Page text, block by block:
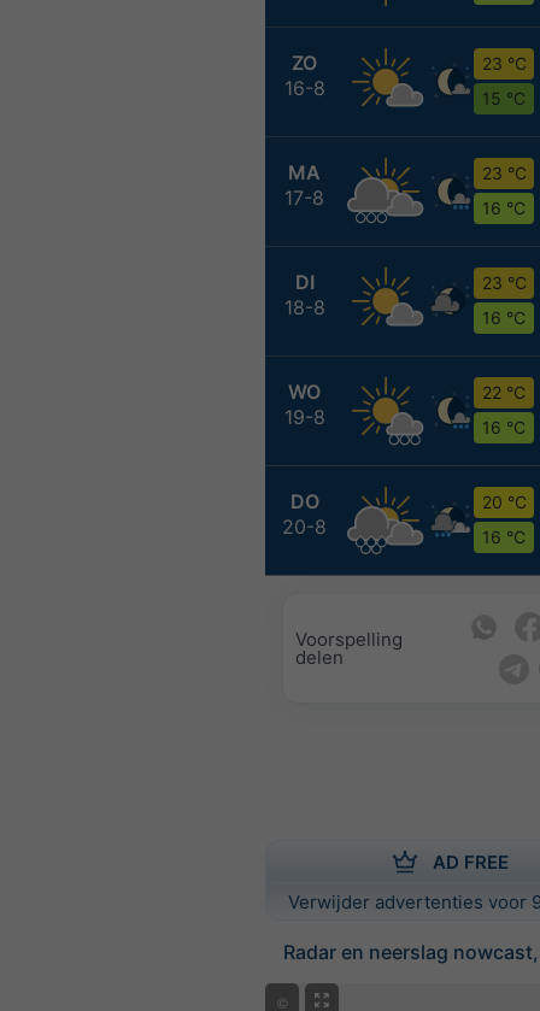
ZO
16-8
23 °C
15 °C
MA
17-8
23 °C
16 °C
DI
18-8
23 °C
16 °C
WO
19-8
22 °C
16 °C
DO
20-8
20 °C
16 °C
Voorspelling
delen
AD FREE
Verwijder advertenties voor
Radar en neerslag